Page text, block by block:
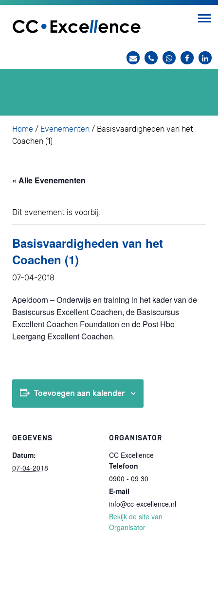
Home / Evenementen / Basisvaardigheden van het
Coachen (1)
« Alle Evenementen
Dit evenement is voorbij.
Basisvaardigheden van het
Coachen (1)
07-04-2018
Apeldoorn – Onderwijs en training in het kader van de
Basiscursus Excellent Coachen, de Basiscursus
Excellent Coachen Foundation en de Post Hbo
Leergang Excellent Coachen.
Toevoegen aan kalender
GEGEVENS
Datum:
07-04-2018
ORGANISATOR
CC Excellence
Telefoon
0900 - 09 30
E-mail
info@cc-excellence.nl
Bekijk de site van
Organisator